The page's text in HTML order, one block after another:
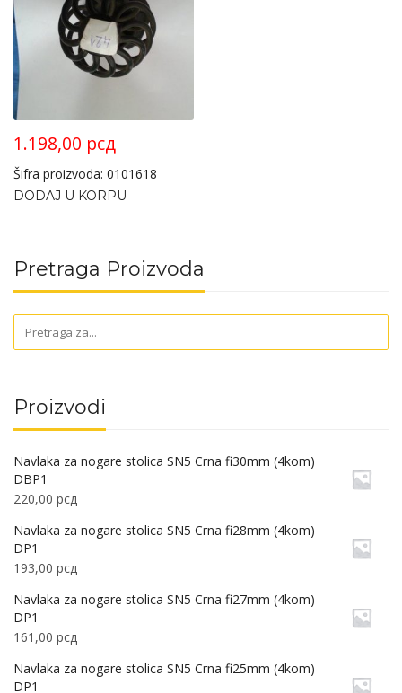
1.198,00 рсд
Šifra proizvoda: 0101618
DODAJ U KORPU
Pretraga Proizvoda
Proizvodi
Navlaka za nogare stolica SN5 Crna fi30mm (4kom)
DBP1
220,00 рсд
Navlaka za nogare stolica SN5 Crna fi28mm (4kom)
DP1
193,00 рсд
Navlaka za nogare stolica SN5 Crna fi27mm (4kom)
DP1
161,00 рсд
Navlaka za nogare stolica SN5 Crna fi25mm (4kom)
DP1